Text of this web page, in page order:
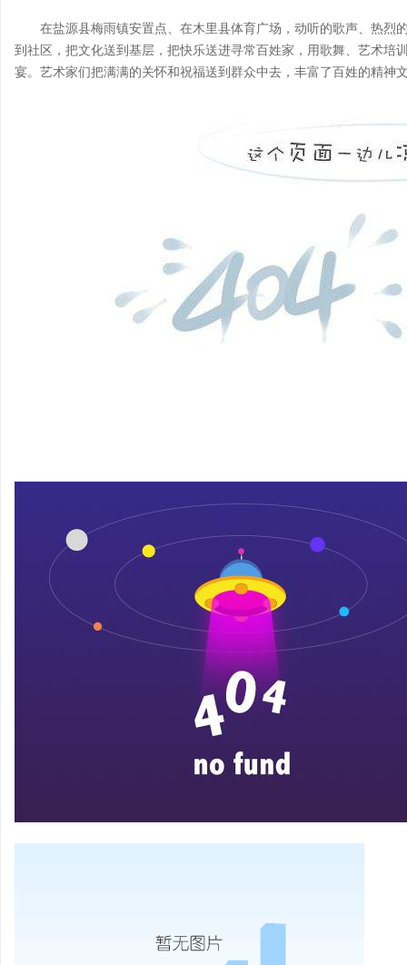
在盐源县梅雨镇安置点、在木里县体育广场，动听的歌声、热烈
到社区，把文化送到基层，把快乐送进寻常百姓家，用歌舞、艺术培
宴。艺术家们把满满的关怀和祝福送到群众中去，丰富了百姓的精神